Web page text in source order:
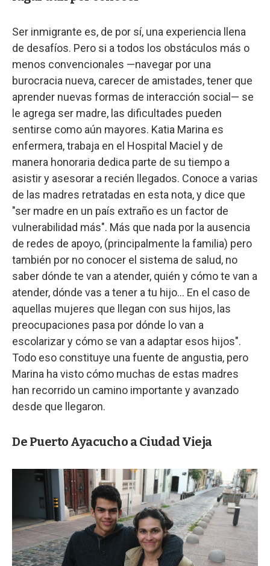
Ser inmigrante es, de por sí, una experiencia llena
de desafíos. Pero si a todos los obstáculos más o
menos convencionales —navegar por una
burocracia nueva, carecer de amistades, tener que
aprender nuevas formas de interacción social— se
le agrega ser madre, las dificultades pueden
sentirse como aún mayores. Katia Marina es
enfermera, trabaja en el Hospital Maciel y de
manera honoraria dedica parte de su tiempo a
asistir y asesorar a recién llegados. Conoce a varias
de las madres retratadas en esta nota, y dice que
"ser madre en un país extraño es un factor de
vulnerabilidad más". Más que nada por la ausencia
de redes de apoyo, (principalmente la familia) pero
también por no conocer el sistema de salud, no
saber dónde te van a atender, quién y cómo te van a
atender, dónde vas a tener a tu hijo... En el caso de
aquellas mujeres que llegan con sus hijos, las
preocupaciones pasa por dónde lo van a
escolarizar y cómo se van a adaptar esos hijos".
Todo eso constituye una fuente de angustia, pero
Marina ha visto cómo muchas de estas madres
han recorrido un camino importante y avanzado
desde que llegaron.
De Puerto Ayacucho a Ciudad Vieja